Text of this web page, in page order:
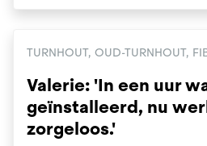
TURNHOUT, OUD-TURNHOUT,
Valerie: 'In een uur
geïnstalleerd, nu
zorgeloos.'